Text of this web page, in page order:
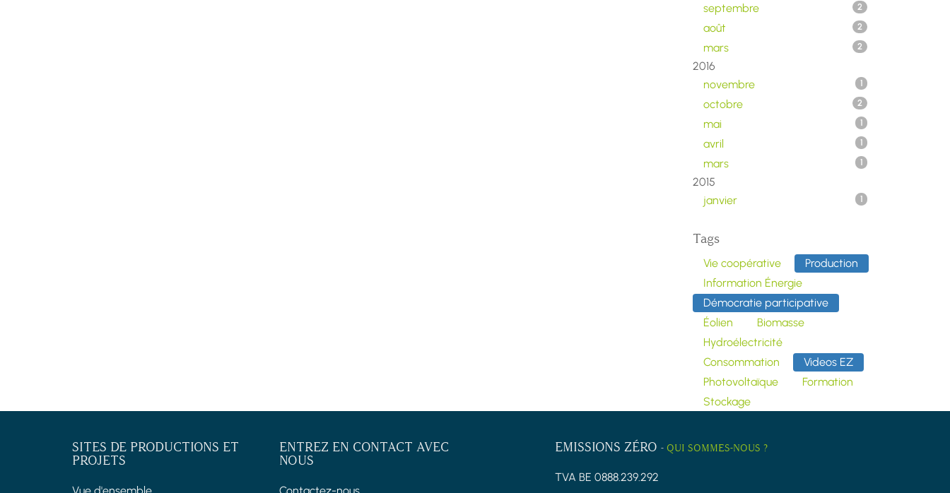
septembre 2
août 2
mars 2
2016
novembre
1
octobre 2
mai 1
avril 1
mars 1
2015
janvier
1
Tags
Vie coopérative
Production
Information Énergie
Démocratie participative
Éolien
Biomasse
Hydroélectricité
Consommation
Videos EZ
Photovoltaïque
Formation
Stockage
SITES DE PRODUCTIONS ET
PROJETS
ENTREZ EN CONTACT AVEC
NOUS
EMISSIONS ZÉRO - QUI SOMMES-NOUS ?
TVA BE 0888.239.292